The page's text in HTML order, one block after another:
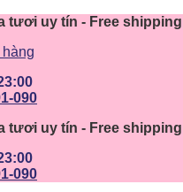
tươi uy tín - Free
090
tươi uy tín - Free
090